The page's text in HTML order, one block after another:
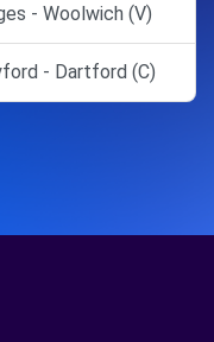
- Woolwich (V)
- Dartford (C)